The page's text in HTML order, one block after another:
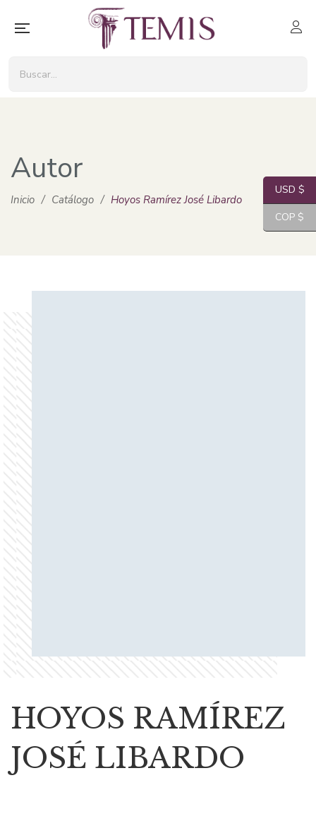
Autor
Inicio / Catálogo / Hoyos Ramírez José Libardo
HOYOS RAMÍREZ
JOSÉ LIBARDO
USD $
COP $